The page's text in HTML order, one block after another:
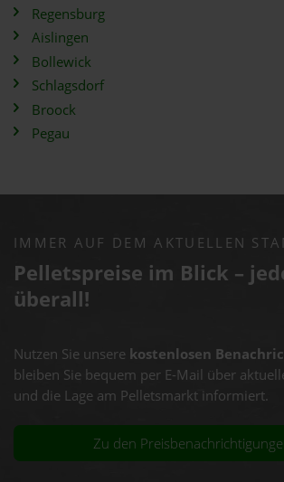
Regensburg
Aislingen
Bollewick
Schlagsdorf
Broock
Pegau
IMMER AUF DEM AKTUELLEN
Pelletspreise im Blick –
überall!
Nutzen Sie unsere kostenlosen
bleiben Sie bequem per E-Mail über
und die Lage am Pelletsmarkt informiert.
Zu den